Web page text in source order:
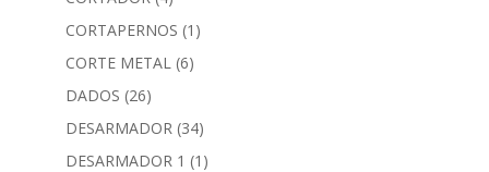
CORTAPERNOS (1)
CORTE METAL (6)
DADOS (26)
DESARMADOR (34)
DESARMADOR 1 (1)